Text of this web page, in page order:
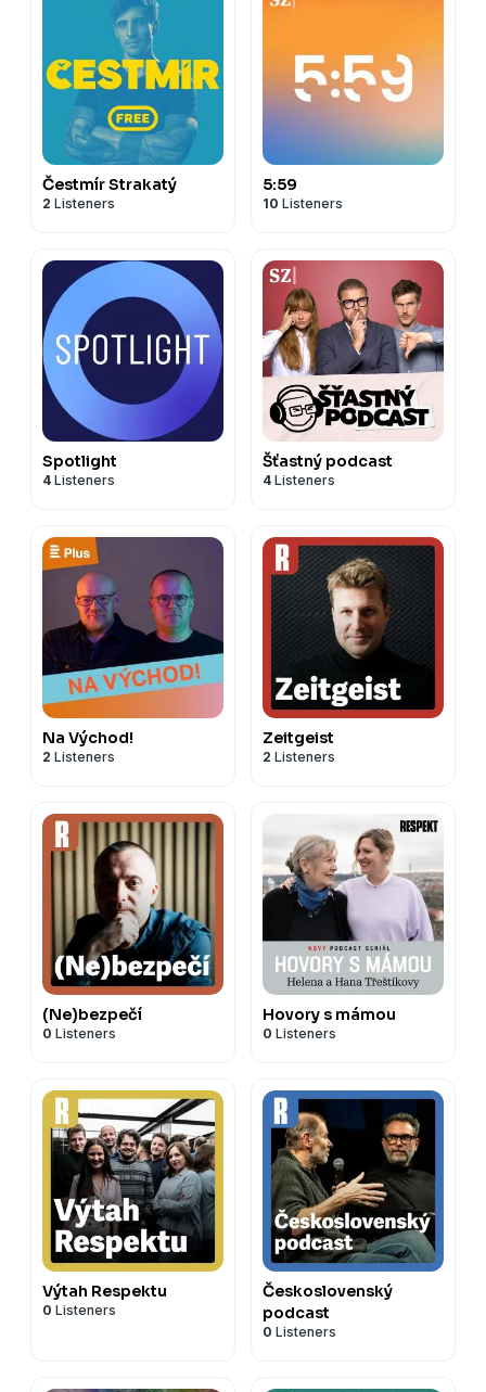
Čestmír Strakatý
2 Listeners
5:59
10 Listeners
Spotlight
4 Listeners
Šťastný podcast
4 Listeners
Na Východ!
2 Listeners
Zeitgeist
2 Listeners
(Ne)bezpečí
0 Listeners
Hovory s mámou
0 Listeners
Výtah Respektu
0 Listeners
Československý
podcast
0 Listeners